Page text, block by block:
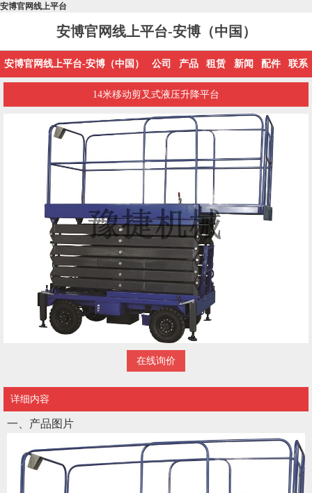
安博官网线上平台
安博官网线上平台-安博（中国）
安博官网线上平台-安博（中国） 公司 产品 租赁 新闻 配件 联系
14米移动剪叉式液压升降平台
在线询价
详细内容
一、产品图片